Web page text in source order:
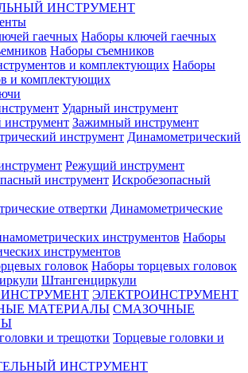
ИНСТРУМЕНТ
Наборы ключей гаечных
Наборы съемников
Наборы
и комплектующих
Ударный инструмент
Зажимный инструмент
Динамометрический
Режущий инструмент
Искробезопасный
Динамометрические
Наборы
инструментов
Наборы торцевых головок
Штангенциркули
ЭЛЕКТРОИНСТРУМЕНТ
СМАЗОЧНЫЕ
Торцевые головки и